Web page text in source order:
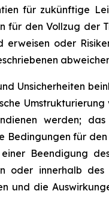
für zukünftige
für den Vollzug der
erweisen oder
Unsicherheiten
werden;
Bedingungen für
Beendigung
oder innerhalb
und die